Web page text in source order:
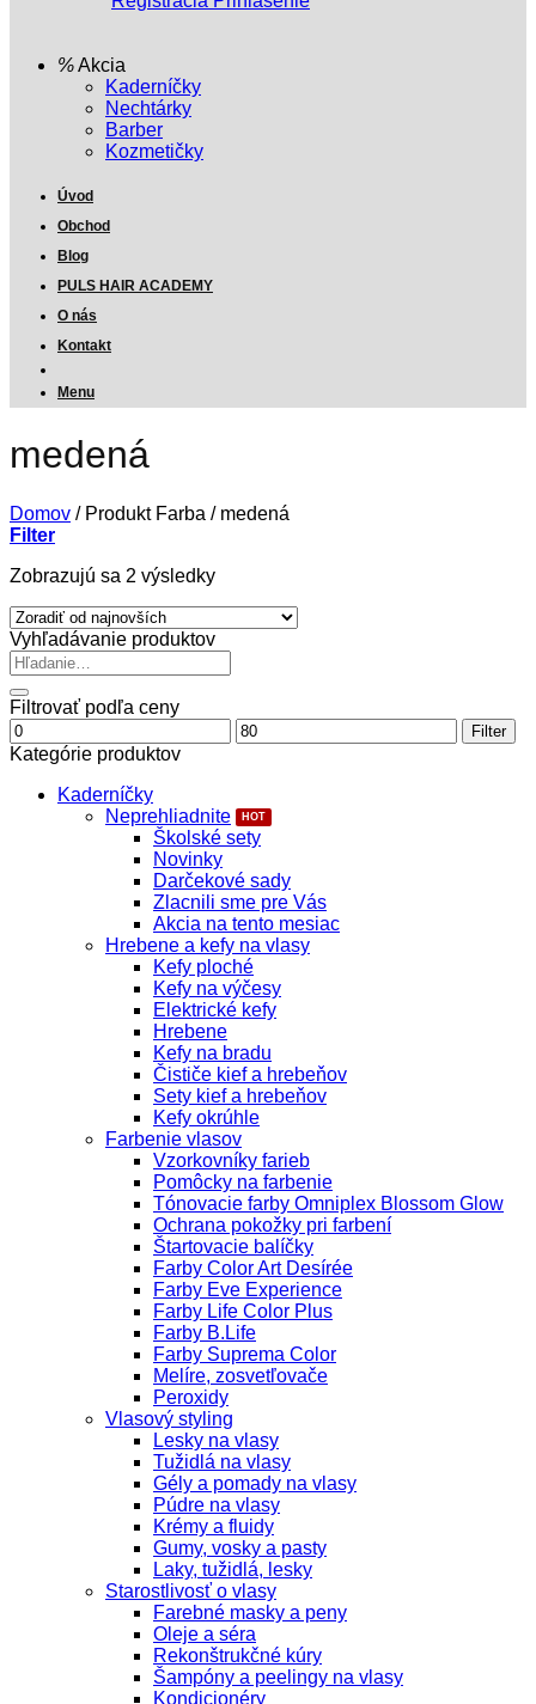
Akcia
Kaderníčky
Nechtárky
Barber
Kozmetičky
Úvod
Obchod
Blog
PULS HAIR ACADEMY
O nás
Kontakt
Menu
medená
Domov /Produkt Farba /medená
Filter
Zobrazujú sa 2 výsledkyZoradené
najnovších
Vyhľadávanie produktov
Hľadať:
Filtrovať podľa ceny
Minimálna
cena
Maximálna
cena
Filter
Kategórie produktov
Kaderníčky
Neprehliadnite
Školské sety
Novinky
Darčekové sady
Zlacnili sme pre Vás
Akcia na tento mesiac
Hrebene a kefy na vlasy
Kefy ploché
Kefy na výčesy
Elektrické kefy
Hrebene
Kefy na bradu
Čističe kief a hrebeňov
Sety kief a hrebeňov
Kefy okrúhle
Farbenie vlasov
Vzorkovníky farieb
Pomôcky na farbenie
Tónovacie farby Omniplex Blossom Glow
Ochrana pokožky pri farbení
Štartovacie balíčky
Farby Color Art Desírée
Farby Eve Experience
Farby Life Color Plus
Farby B.Life
Farby Suprema Color
Melíre, zosvetľovače
Peroxidy
Vlasový styling
Lesky na vlasy
Tužidlá na vlasy
Gély a pomady na vlasy
Púdre na vlasy
Krémy a fluidy
Gumy, vosky a pasty
Laky, tužidlá, lesky
Starostlivosť o vlasy
Farebné masky a peny
Oleje a séra
Rekonštrukčné kúry
Šampóny a peelingy na vlasy
Kondicionéry